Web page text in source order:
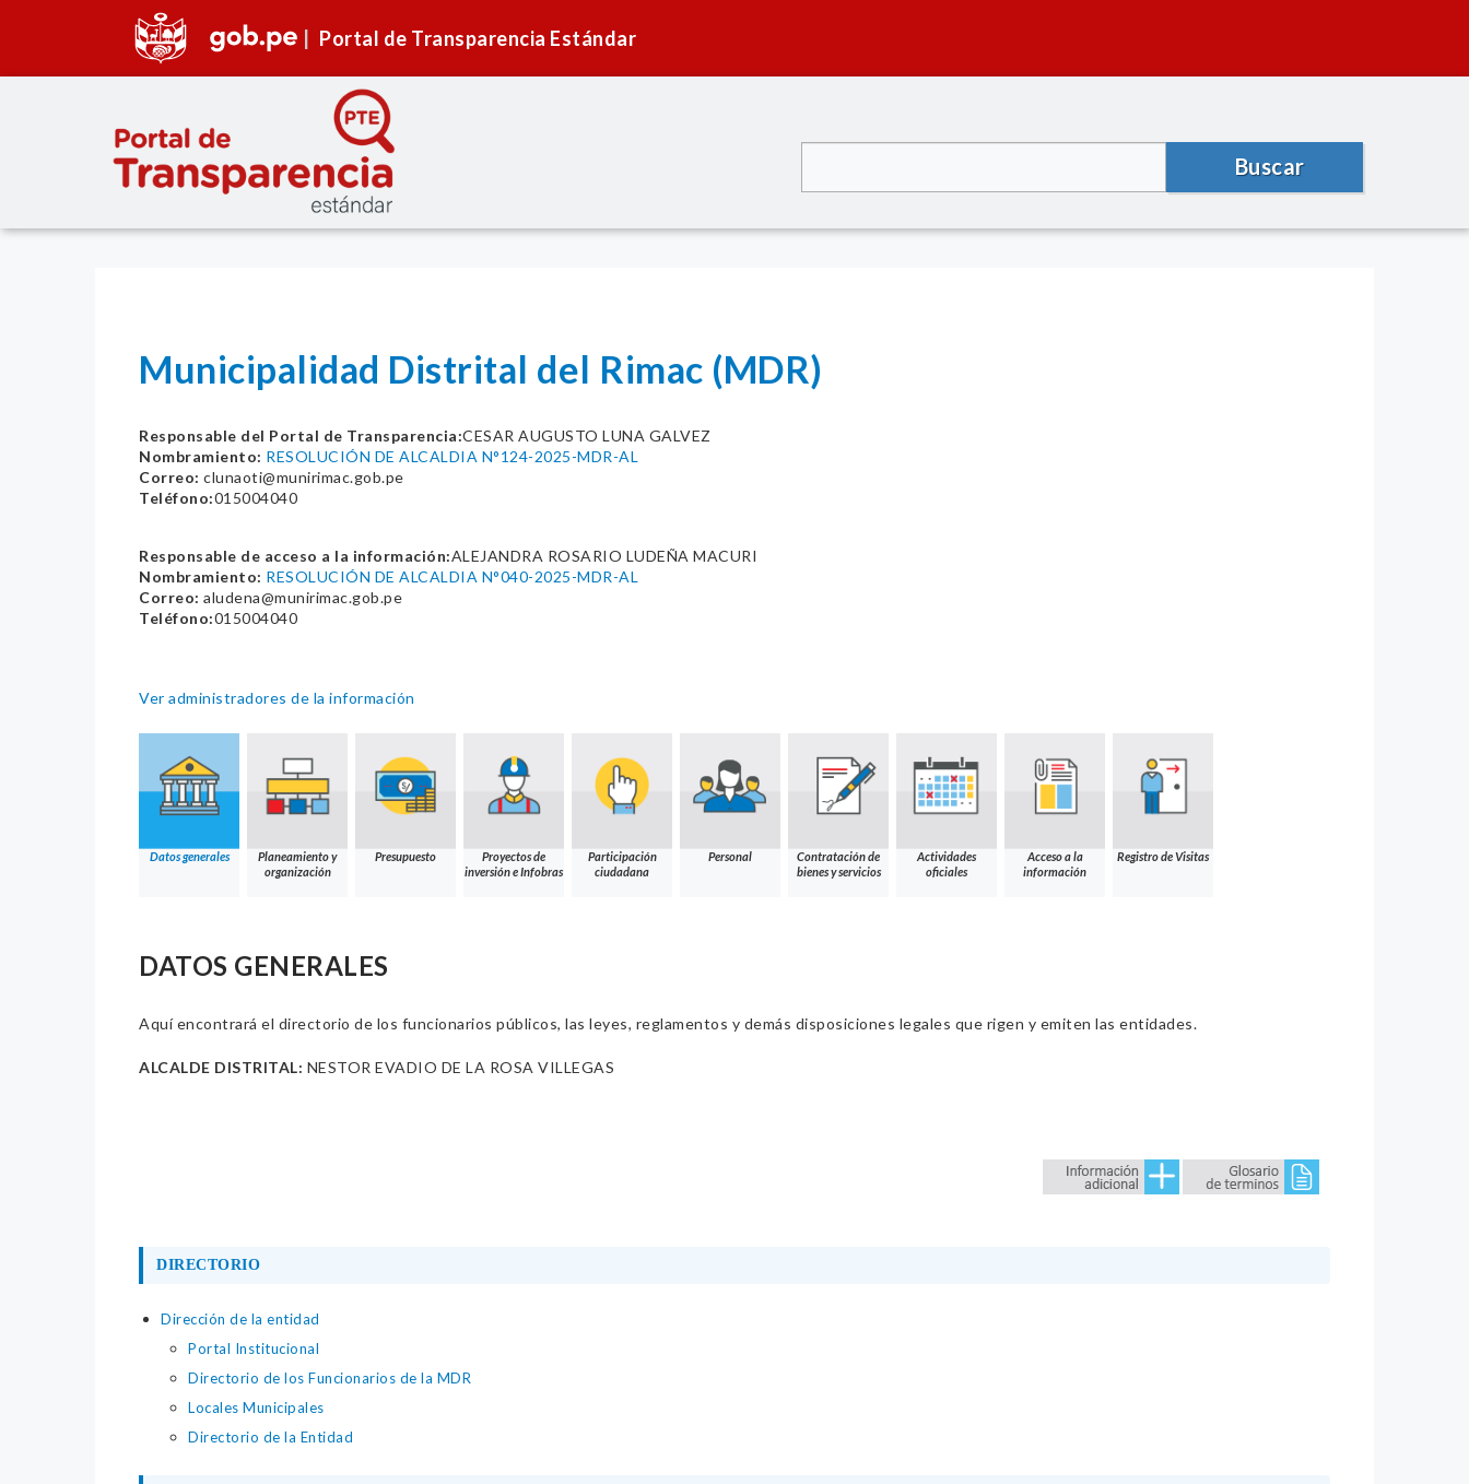
Portal de Transparencia Estándar
Buscar
Municipalidad Distrital del Rimac (MDR)
Responsable del Portal de Transparencia:CESAR AUGUSTO LUNA GALVEZ
Nombramiento: RESOLUCIÓN DE ALCALDIA N°124-2025-MDR-AL
Correo: clunaoti@munirimac.gob.pe
Teléfono:015004040
Responsable de acceso a la información:ALEJANDRA ROSARIO LUDEÑA MACURI
Nombramiento: RESOLUCIÓN DE ALCALDIA N°040-2025-MDR-AL
Correo: aludena@munirimac.gob.pe
Teléfono:015004040
Ver administradores de la información
Datos generales
Planeamiento y
organización
Presupuesto
Proyectos de
inversión e Infobras
Participación
ciudadana
Personal
Contratación de
bienes y servicios
Actividades
oficiales
Acceso a la
información
Registro de Visitas
DATOS GENERALES
Aquí encontrará el directorio de los funcionarios públicos, las leyes, reglamentos y demás disposiciones legales que rigen y emiten las entidades.
ALCALDE DISTRITAL: NESTOR EVADIO DE LA ROSA VILLEGAS
DIRECTORIO
Dirección de la entidad
Portal Institucional
Directorio de los Funcionarios de la MDR
Locales Municipales
Directorio de la Entidad